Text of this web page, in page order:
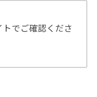
でご確認くださ